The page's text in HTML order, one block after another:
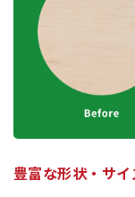
豊富な形状・サ